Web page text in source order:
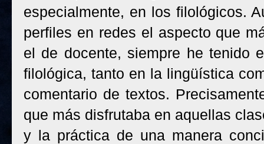
especialmente, en los filológicos.
perfiles en redes el aspecto que
el de docente, siempre he tenido
filológica, tanto en la lingüística
comentario de textos.
que más disfrutaba en aquellas
y la práctica de una manera